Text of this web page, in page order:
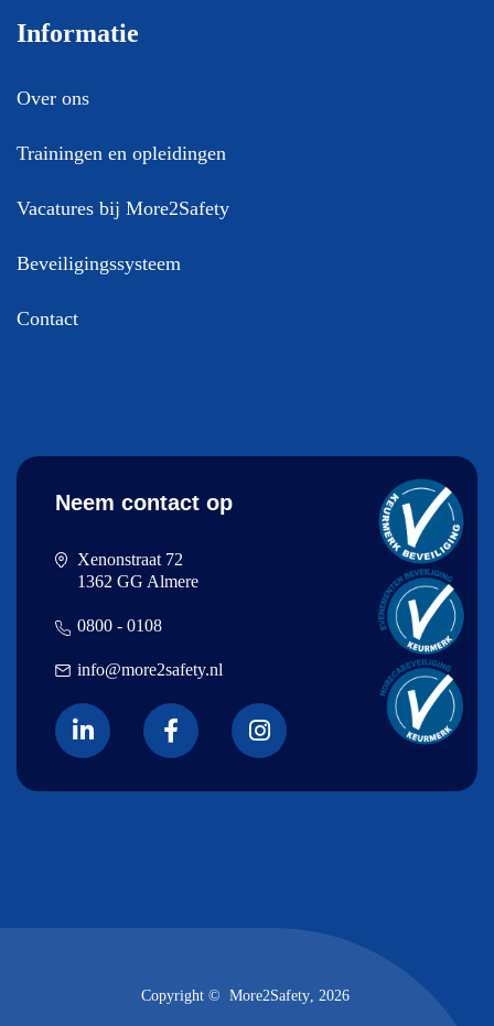
Informatie
Over ons
Trainingen en opleidingen
Vacatures bij More2Safety
Beveiligingssysteem
Contact
Neem contact op
Xenonstraat 72
1362 GG Almere
0800 - 0108
info@more2safety.nl
Copyright © More2Safety, 2026